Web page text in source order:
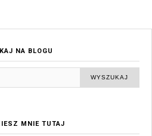
NA BLOGU
MNIE TUTAJ